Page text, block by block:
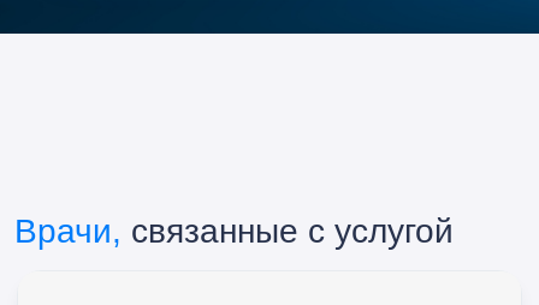
Врачи, связанные с услугой